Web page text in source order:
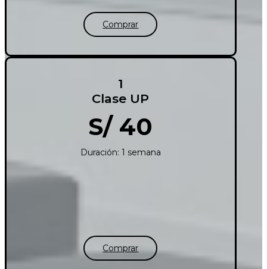
Comprar
1
Clase UP
S/ 40
Duración: 1 semana
Comprar